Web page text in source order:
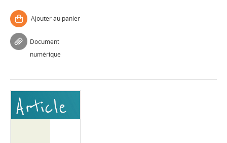
Ajouter au panier
Document
numérique